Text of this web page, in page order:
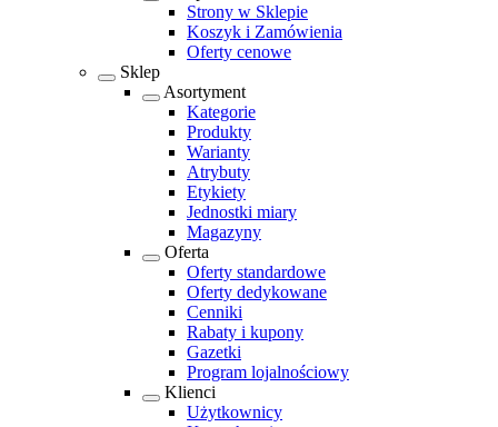
Strony w Sklepie
Koszyk i Zamówienia
Oferty cenowe
Sklep
Asortyment
Kategorie
Produkty
Warianty
Atrybuty
Etykiety
Jednostki miary
Magazyny
Oferta
Oferty standardowe
Oferty dedykowane
Cenniki
Rabaty i kupony
Gazetki
Program lojalnościowy
Klienci
Użytkownicy